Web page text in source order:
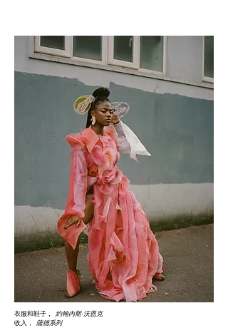
衣服和鞋子，
約翰內斯·沃恩克
收入，
薩德系列